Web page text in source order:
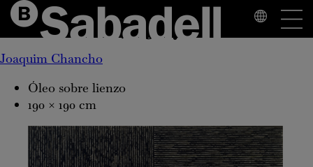
Pintura 78,1987
Joaquim Chancho
Óleo sobre lienzo
190 × 190 cm